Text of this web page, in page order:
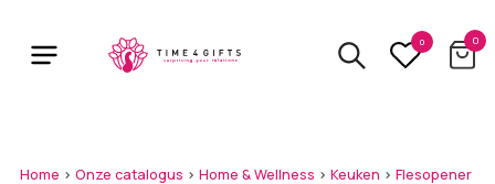
main
0 0
Home > Onze catalogus > Home & Wellness > Keuken > Flesopener